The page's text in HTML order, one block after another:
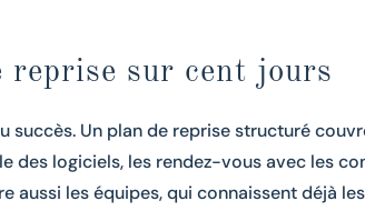
reprise sur cent jours
succès. Un plan de reprise structuré
des logiciels, les rendez-vous avec les
aussi les équipes, qui connaissent déjà